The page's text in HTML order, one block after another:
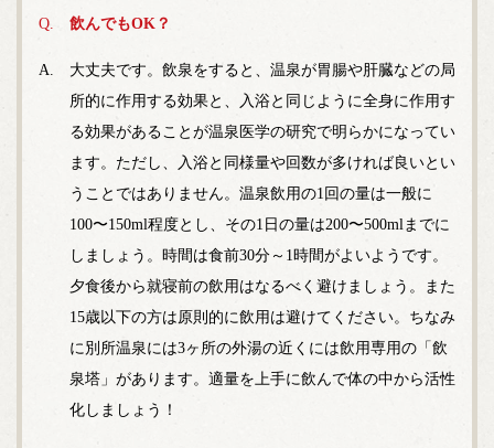
飲んでもOK？
大丈夫です。飲泉をすると、温泉が胃腸や肝臓などの局
所的に作用する効果と、入浴と同じように全身に作用す
る効果があることが温泉医学の研究で明らかになってい
ます。ただし、入浴と同様量や回数が多ければ良いとい
うことではありません。温泉飲用の1回の量は一般に
100〜150ml程度とし、その1日の量は200〜500mlまでに
しましょう。時間は食前30分～1時間がよいようです。
夕食後から就寝前の飲用はなるべく避けましょう。また
15歳以下の方は原則的に飲用は避けてください。ちなみ
に別所温泉には3ヶ所の外湯の近くには飲用専用の「飲
泉塔」があります。適量を上手に飲んで体の中から活性
化しましょう！